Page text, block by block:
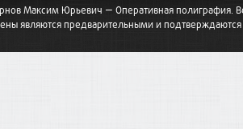
Максим Юрьевич — Оперативная полиграфия.
являются предварительными и